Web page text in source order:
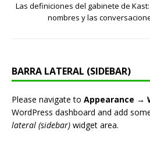
Las definiciones del gabinete de
nombres y las
BARRA LATERAL (SIDEBAR)
Please navigate to Appearance →
WordPress dashboard and add
lateral (sidebar) widget area.